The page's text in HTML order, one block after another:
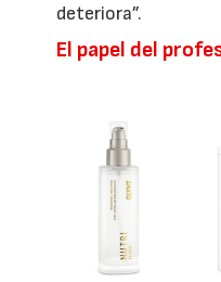
deteriora”.
El papel del